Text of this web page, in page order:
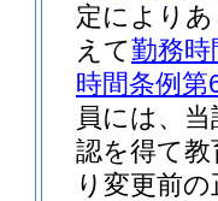
定により
えて勤務時
時間条例第
員には、
認を得て
り変更前